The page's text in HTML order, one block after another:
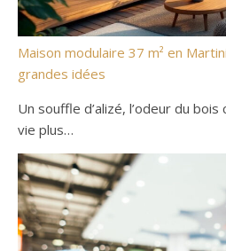
Maison modulaire 37 m² en
grandes idées
Un souffle d’alizé, l’odeur du bois
vie plus…